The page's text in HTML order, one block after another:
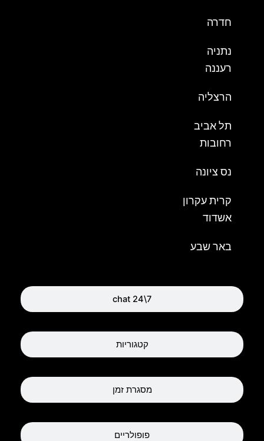
chat 24\7
קטגוריות
מסגרת זמן
פופולריים
חדרה
נתניה
רעננה
הרצליה
תל אביב
רחובות
נס ציונה
קרית עקרון
אשדוד
באר שבע